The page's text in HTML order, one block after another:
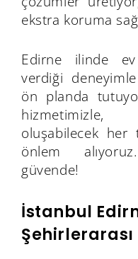
ekstra koruma
Edirne ilinde ev
verdiği
ön planda
hizmetimizle,
oluşabilecek her
önlem
güvende!
İstanbul